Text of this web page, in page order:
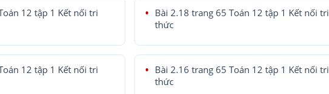
12 tập 1 Kết nối tri
Bài 2.18 trang 65 Toán 12 tập 1 Kết nối tri
thức
12 tập 1 Kết nối tri
Bài 2.16 trang 65 Toán 12 tập 1 Kết nối tri
thức